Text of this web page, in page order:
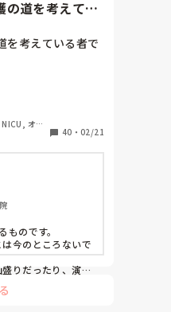
れでも、看護師を
きたいです。よ
より、今学んでい
ですが3ヶ月だけ
ニックの外来でゆ
働かないと看護師
。
のせいでしたのな
の手だと思いま
聞いて自分の中で
ます。主様が向い
少なくとも実習中
されたことを思い
いいことです。
立てるかわかりま
の道を考えてい
を考えている者で
したいのですが、
とけばよかったと
って良かったと
頂きたいです！
オペ
40 ・ 02/21
のです。
今のところないで
りだったり、演習
、演習をさぼった